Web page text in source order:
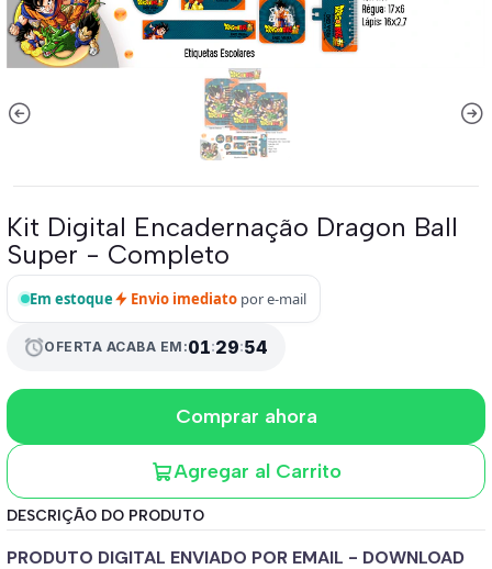
Kit Digital Encadernação Dragon Ball
Super - Completo
Em estoque Envio imediato por e-mail
alarmOFERTA ACABA EM:01:29:53
Agregar al Carrito
Comprar ahora
DESCRIÇÃO DO PRODUTO
PRODUTO DIGITAL ENVIADO POR EMAIL - DOWNLOAD